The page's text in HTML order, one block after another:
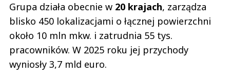
Grupa działa obecnie w 20 krajach, zarządza
blisko 450 lokalizacjami o łącznej powierzchni
około 10 mln mkw. i zatrudnia 55 tys.
pracowników. W 2025 roku jej przychody
wyniosły 3,7 mld euro.